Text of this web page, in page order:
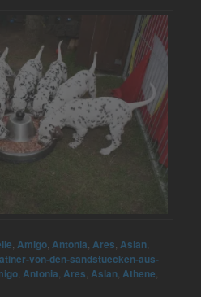
Amigo Antonia Ares Aslan
von-den-sandstuecken-aus-
Antonia Ares Aslan Athene